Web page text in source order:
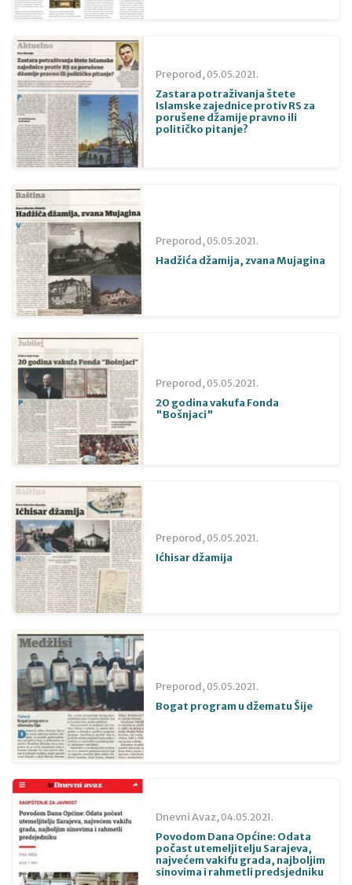
Preporod,05.05.2021.
Zastara potraživanja štete
Islamske zajednice protiv RS za
porušene džamije pravno ili
političko pitanje?
Preporod,05.05.2021.
Hadžića džamija, zvana Mujagina
Preporod,05.05.2021.
20 godina vakufa Fonda
"Bošnjaci"
Preporod,05.05.2021.
Ićhisar džamija
Preporod,05.05.2021.
Bogat program u džematu Šije
Dnevni Avaz,04.05.2021.
Povodom Dana Općine: Odata
počast utemeljitelju Sarajeva,
najvećem vakifu grada, najboljim
sinovima i rahmetli predsjedniku